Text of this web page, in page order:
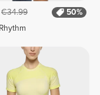
€34.99
50%